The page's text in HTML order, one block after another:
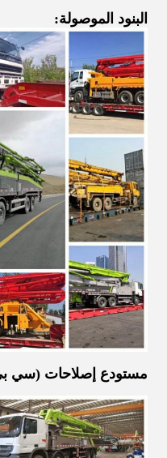
البنود الموصولة:
مستودع إصلاحات (سي